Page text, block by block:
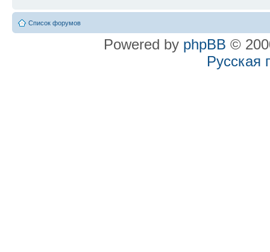
Список форумов
Powered by phpBB ©
Русская